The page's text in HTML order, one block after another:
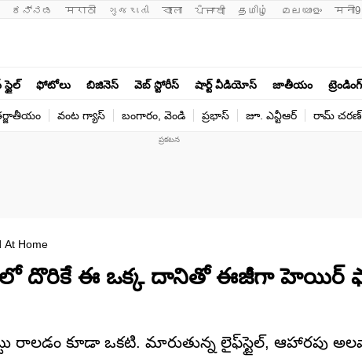
ಕನ್ನಡ मराठी ગુજરાતી বাংলা ਪੰਜਾਬੀ தமிழ் മലയാളം मनी9
ఫోటోలు బిజినెస్ వెబ్ స్టోరీస్ షార్ట్ వీడియోస్ జాతీయం ట్రెండింగ్
వంట గ్యాస్ బంగారం, వెండి ప్రభాస్ జూ. ఎన్టీఆర్ రామ్ చ‌ర‌ణ్‌
At Home
దొరికే ఈ ఒక్క దానితో ఈజీగా హెయిర్‌
రాలడం కూడా ఒకటి. మారుతున్న లైఫ్‌స్టైల్, ఆహారపు